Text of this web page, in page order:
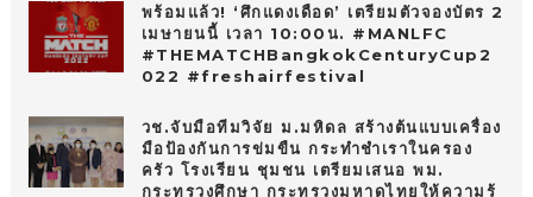
พร้อมแล้ว! ‘ศึกแดงเดือด’ เตรียมตัวจองบัตร 2
เมษายนนี้ เวลา 10:00น. #MANLFC
#THEMATCHBangkokCenturyCup2
022 #freshairfestival
วช.จับมือทีมวิจัย ม.มหิดล สร้างต้นแบบเครื่อง
มือป้องกันการข่มขืน กระทำชำเราในครอง
ครัว โรงเรียน ชุมชน เตรียมเสนอ พม.
กระทรวงศึกษา กระทรวงมหาดไทยให้ความรู้